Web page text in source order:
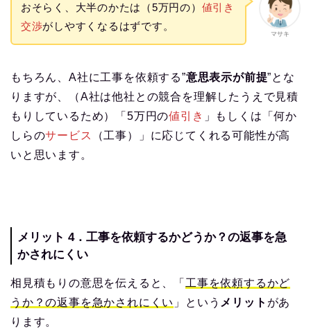
マサキ
おそらく、大半のかたは（5万円の） 値引き
交渉がしやすくなるはずです。
もちろん、A社に工事を依頼する”意思表示が前提”とな
りますが、（A社は他社との競合を理解したうえで見積
もりしているため）「5万円の値引き 」もしくは「何か
しらのサービス
（工事）」に応じてくれる可能性が高
いと思います。
メリット 4．工事を依頼するかどうか？の返事を急
かされにくい
相見積もりの意思を伝えると、「 工事を依頼するかど
うか？の返事を急かされにくい 」という メリット があ
ります。